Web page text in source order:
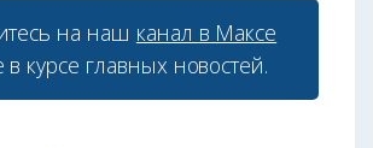
на наш канал в Максе
в курсе главных новостей.